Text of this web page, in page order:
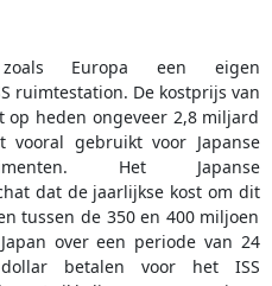
Europa een eigen
ruimtestation. De kostprijs van
heden ongeveer 2,8 miljard
gebruikt voor Japanse
Het Japanse
dat de jaarlijkse kost om dit
tussen de 350 en 400 miljoen
over een periode van 24
betalen voor het ISS